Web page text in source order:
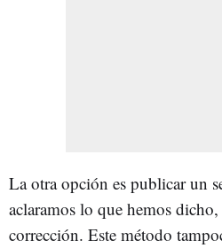
La otra opción es publicar un
aclaramos lo que hemos
corrección. Este método